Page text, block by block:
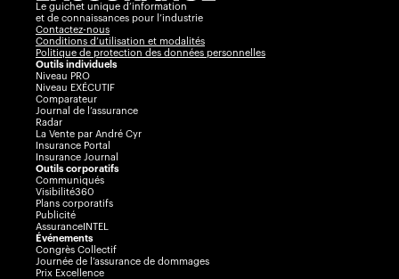
Le guichet unique d’information
et de connaissances pour l’industrie
Contactez-nous
Conditions d’utilisation et modalités
Politique de protection des données personnelles
Outils individuels
Niveau PRO
Niveau EXÉCUTIF
Comparateur
Journal de l’assurance
Radar
La Vente par André Cyr
Insurance Portal
Insurance Journal
Outils corporatifs
Communiqués
Visibilité360
Plans corporatifs
Publicité
AssuranceINTEL
Événements
Congrès Collectif
Journée de l’assurance de dommages
Prix Excellence